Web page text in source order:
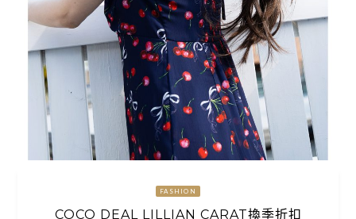
FASHION
COCO DEAL LILLIAN CARAT換季折扣